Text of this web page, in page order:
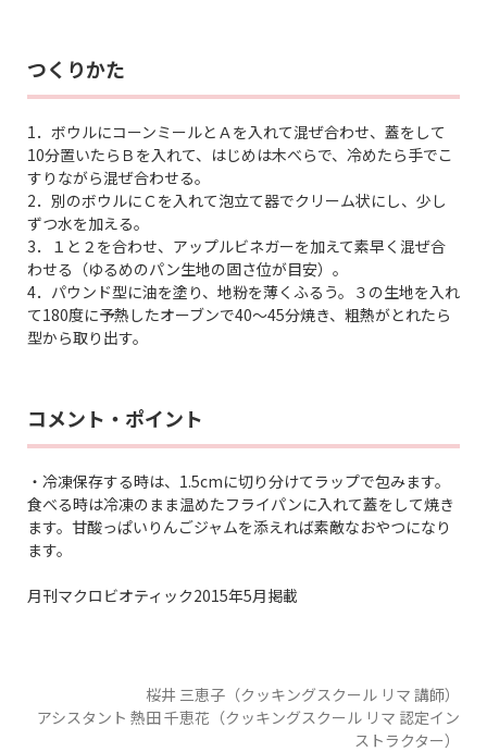
つくりかた
1．ボウルにコーンミールとＡを入れて混ぜ合わせ、蓋をして
10分置いたらＢを入れて、はじめは木べらで、冷めたら手でこ
すりながら混ぜ合わせる。
2．別のボウルにＣを入れて泡立て器でクリーム状にし、少し
ずつ水を加える。
3．１と２を合わせ、アップルビネガーを加えて素早く混ぜ合
わせる（ゆるめのパン生地の固さ位が目安）。
4．パウンド型に油を塗り、地粉を薄くふるう。３の生地を入れ
て180度に予熱したオーブンで40～45分焼き、粗熱がとれたら
型から取り出す。
コメント・ポイント
・冷凍保存する時は、1.5cmに切り分けてラップで包みます。
食べる時は冷凍のまま温めたフライパンに入れて蓋をして焼き
ます。甘酸っぱいりんごジャムを添えれば素敵なおやつになり
ます。
月刊マクロビオティック2015年5月掲載
桜井 三恵子（クッキングスクール リマ 講師）
アシスタント 熱田 千恵花（クッキングスクール リマ 認定イン
ストラクター）